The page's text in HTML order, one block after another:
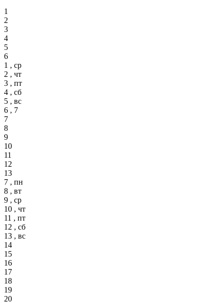
1
2
3
4
5
6
1 , ср
2 , чт
3 , пт
4 , сб
5 , вс
6 , 7
7
8
9
10
11
12
13
7 , пн
8 , вт
9 , ср
10 , чт
11 , пт
12 , сб
13 , вс
14
15
16
17
18
19
20